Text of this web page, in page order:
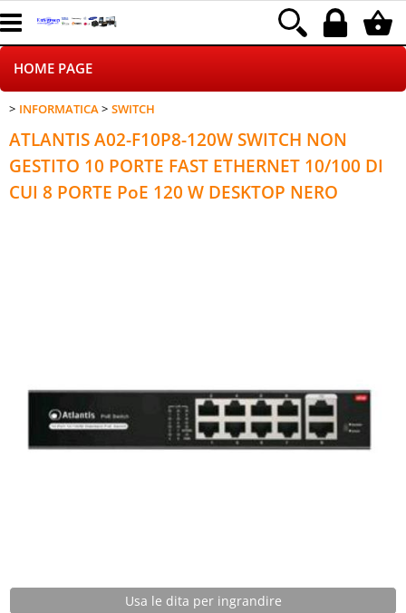
HOME PAGE
CHI SIAMO
LOGISTICA
PAGAMENTI
INFORMATICA SWITCH
ATLANTIS A02-F10P8-120W SWITCH NON
GESTITO 10 PORTE FAST ETHERNET 10/100 DI
CUI 8 PORTE PoE 120 W DESKTOP NERO
Usa le dita per ingrandire